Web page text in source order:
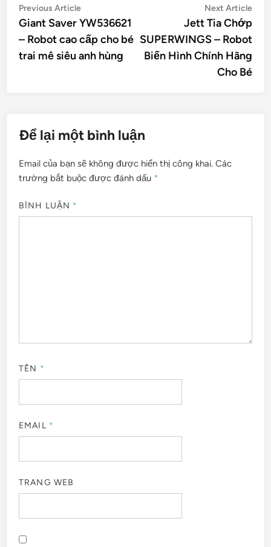
Điều
hướng
bài
viết
Previous ArticlePrevious
article:
Giant Saver YW536621
– Robot cao cấp cho bé
trai mê siêu anh hùng
Next Article
Jett Tia Chớp
SUPERWINGS – Robot
Biến Hình Chính Hãng
Cho Bé
Để lại một bình luận
Email của bạn sẽ không được hiển thị công khai. Các
trường bắt buộc được đánh dấu *
BÌNH LUẬN *
TÊN *
EMAIL *
TRANG WEB